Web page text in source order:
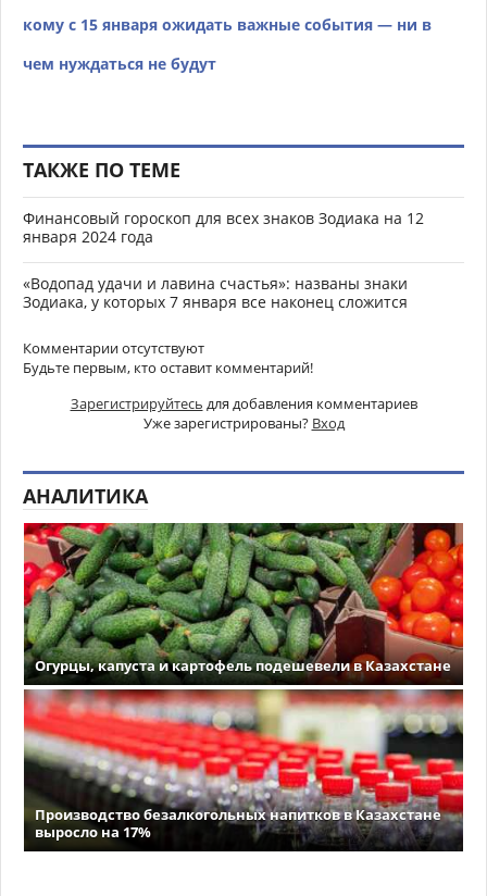
кому с 15 января ожидать важные события — ни в
чем нуждаться не будут
ТАКЖЕ ПО ТЕМЕ
Финансовый гороскоп для всех знаков Зодиака на 12
января 2024 года
«Водопад удачи и лавина счастья»: названы знаки
Зодиака, у которых 7 января все наконец сложится
Комментарии отсутствуют
Будьте первым, кто оставит комментарий!
Зарегистрируйтесь для добавления комментариев
Уже зарегистрированы? Вход
АНАЛИТИКА
Огурцы, капуста и картофель подешевели в Казахстане
Производство безалкогольных напитков в Казахстане
выросло на 17%